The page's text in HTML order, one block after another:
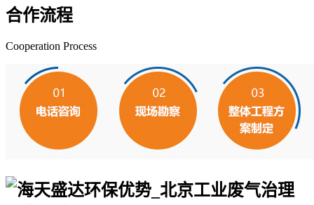
合作流程
Cooperation Process